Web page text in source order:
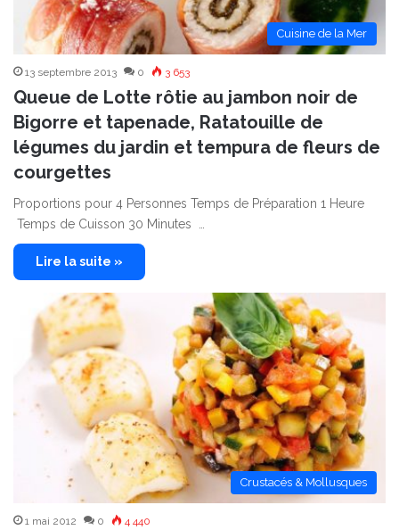
Cuisine de la Mer
13 septembre 2013 0 3 653
Queue de Lotte rôtie au jambon noir de
Bigorre et tapenade, Ratatouille de
légumes du jardin et tempura de fleurs de
courgettes
Proportions pour 4 Personnes Temps de Préparation 1 Heure
Temps de Cuisson 30 Minutes …
Lire la suite »
Crustacés & Mollusques
1 mai 2012 0 4 440